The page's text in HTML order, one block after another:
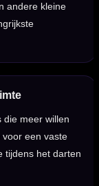
andere kleine
die meer willen
een vaste
tijdens het darten